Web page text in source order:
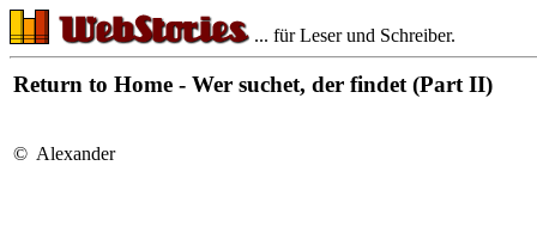
... für Leser und Schreiber.
Return to Home - Wer suchet, der findet (Part II)
© Alexander